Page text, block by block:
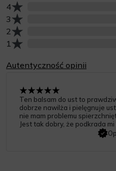
Liczba opinii z oceną
1
Liczba opinii z oceną
2
Liczba opinii z oceną
3
Liczba opinii z oceną
4
Autentyczność opinii
Ten balsam do ust to
dobrze nawilża i pielęgnuje
nie mam problemu
Jest tak dobry, że podkrada